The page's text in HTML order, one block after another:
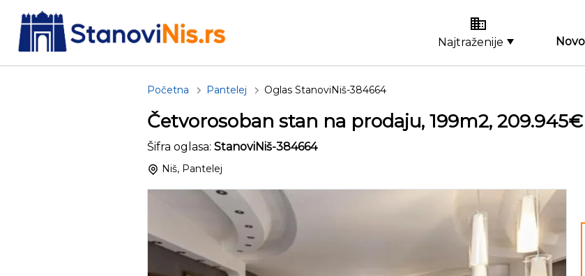
Najtraženije
Početna Pantelej Oglas StanoviNiš-384664
Četvorosoban stan na prodaju, 199m2, 209.945€
Šifra oglasa: StanoviNiš-384664
Niš, Pantelej